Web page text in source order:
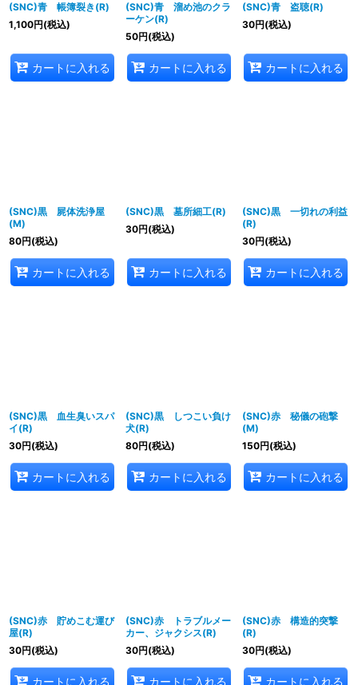
(SNC)青 帳簿裂き(R)
1,100円(税込)
カートに入れる
(SNC)青 溜め池のクラ
ーケン(R)
50円(税込)
カートに入れる
(SNC)青 盗聴(R)
30円(税込)
カートに入れる
(SNC)黒 屍体洗浄屋
(M)
80円(税込)
カートに入れる
(SNC)黒 墓所細工(R)
30円(税込)
カートに入れる
(SNC)黒 一切れの利益
(R)
30円(税込)
カートに入れる
(SNC)黒 血生臭いスパ
イ(R)
30円(税込)
カートに入れる
(SNC)黒 しつこい負け
犬(R)
80円(税込)
カートに入れる
(SNC)赤 秘儀の砲撃
(M)
150円(税込)
カートに入れる
(SNC)赤 貯めこむ運び
屋(R)
30円(税込)
カートに入れる
(SNC)赤 トラブルメー
カー、ジャクシス(R)
30円(税込)
カートに入れる
(SNC)赤 構造的突撃
(R)
30円(税込)
カートに入れる